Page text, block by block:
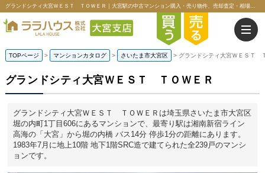
グランドシティ大宮ＷＥＳＴ ＴＯＷＥＲ｜大宮駅の中古マンション購入・売り物件、売却査定・相場・売却価格情報｜埼玉県さいたま市大宮区堀の内町1丁目のマンション情報｜ララハウス株式会社大宮支店
TOPページ > マンションカタログ > さいたま市大宮区 > グランドシティ大宮ＷＥＳＴ
グランドシティ大宮ＷＥＳＴ ＴＯＷＥＲ
グランドシティ大宮ＷＥＳＴ ＴＯＷＥＲは埼玉県さいたま市大宮区
堀の内町1丁目606にあるマンションで、最寄り駅は湘南新宿ライン
高海の「大宮」から堀の内橋 バス14分 停歩1分の距離にあります。
1983年7月に地上10階 地下1階SRC造で建てられた全239戸のマンシ
ョンです。